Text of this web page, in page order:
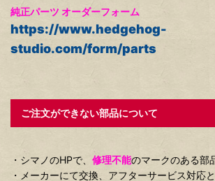
純正パーツ オーダーフォーム
https://www.hedgehog-
studio.com/form/parts
ご注文ができない部品について
・シマノのHPで、 修理不能のマークのある部
・メーカーにて交換、アフターサービス対応